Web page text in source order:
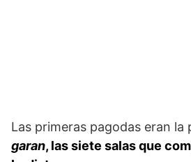
Las primeras pagodas eran la
garan, las siete salas que